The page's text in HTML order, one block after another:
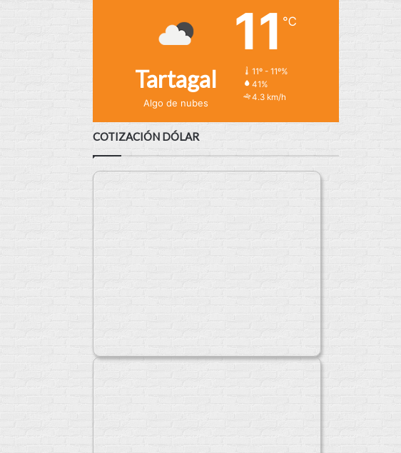
Tartagal
Algo de nubes
11 ℃
11º - 11º%
41%
4.3 km/h
COTIZACIÓN DÓLAR